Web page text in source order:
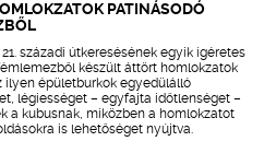
PATINÁSODÓ
századi útkeresésének egyik ígéretes
készült áttört homlokzatok
ilyen épületburkok egyedülálló
légiességet – egyfajta időtlenséget –
a kubusnak, miközben a homlokzatot
is lehetőséget nyújtva.